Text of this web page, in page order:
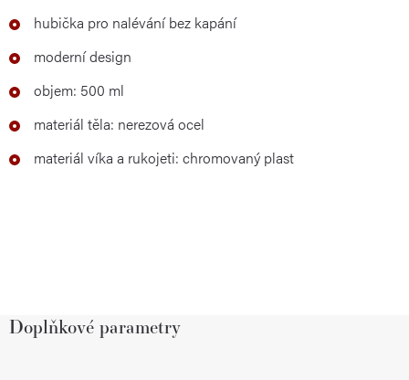
hubička pro nalévání bez kapání
moderní design
objem: 500 ml
materiál těla: nerezová ocel
materiál víka a rukojeti: chromovaný plast
Doplňkové parametry